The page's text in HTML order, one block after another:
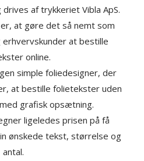
af trykkeriet Vibla ApS.
at gøre det så nemt som
at bestille
online.
simple foliedesigner, der
at bestille folietekster uden
grafisk opsætning.
ligeledes prisen på få
ønskede tekst, størrelse og
antal.